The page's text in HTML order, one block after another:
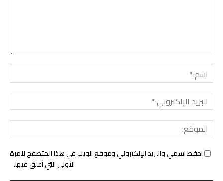
احفظ اسمي والبريد الإلكتروني وموقع الويب في هذا المتصفح للمرة
الأولى التي أعلق فيها.